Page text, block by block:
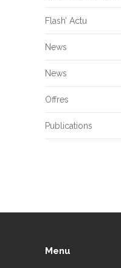
Flash’ Actu
News
News
Offres
Publications
Menu